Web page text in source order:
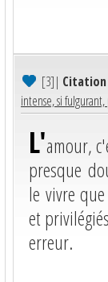
[3]|
intense, si fulgurant,
L'amour,
presque
le vivre
et
erreur.